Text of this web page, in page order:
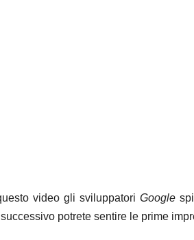
video gli sviluppatori Google
potrete sentire le prime